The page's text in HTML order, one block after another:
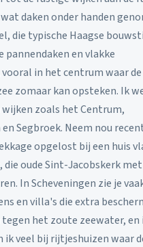
daken onder handen
die typische Haagse
pannendaken en vlakke
in het centrum waar
zomaar kan opsteken. Ik
zoals het Centrum,
Segbroek. Neem nou
opgelost bij een huis
die oude Sint-Jacobskerk
In Scheveningen zie je
en villa's die extra
het zoute zeewater, en
ik veel bij rijtjeshuizen waar